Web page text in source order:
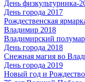
День физкультурника-
День города 2017
Рождественская
Владимир 2018
Владимирский
День города 2018
Снежная магия во
День города 2019
Новый год и